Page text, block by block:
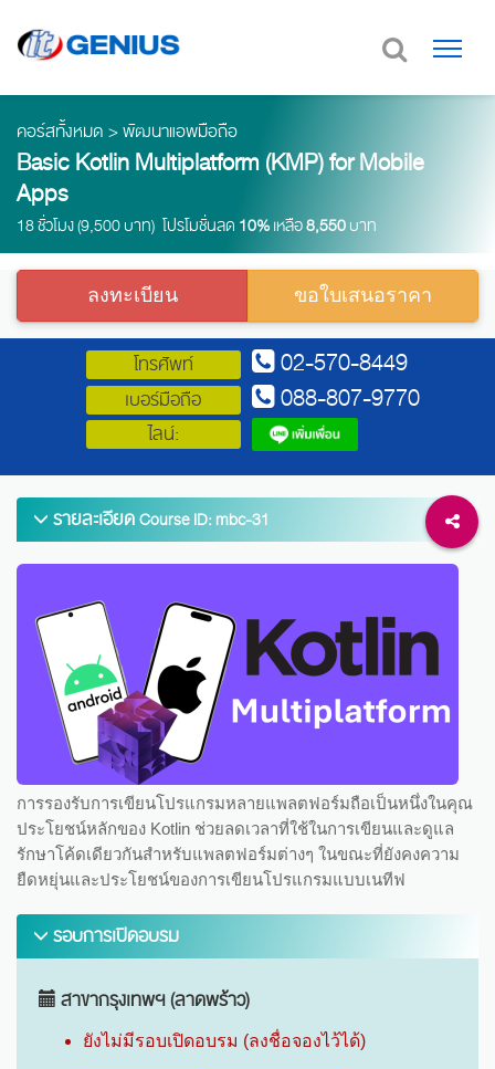
คอร์สทั้งหมด >พัฒนาแอพมือถือ
Basic Kotlin Multiplatform (KMP) for Mobile
Apps
18 ชั่วโมง (9,500 บาท) โปรโมชั่นลด 10%เหลือ8,550บาท
ลงทะเบียน ขอใบเสนอราคา
โทรศัพท์ 02-570-8449
เบอร์มือถือ 088-807-9770
ไลน์:
รายละเอียดCourse ID: mbc-31
การรองรับการเขียนโปรแกรมหลายแพลตฟอร์มถือเป็นหนึ่งในคุณ
ประโยชน์หลักของ Kotlin ช่วยลดเวลาที่ใช้ในการเขียนและดูแล
รักษาโค้ดเดียวกันสำหรับแพลตฟอร์มต่างๆ ในขณะที่ยังคงความ
ยืดหยุ่นและประโยชน์ของการเขียนโปรแกรมแบบเนทีฟ
รอบการเปิดอบรม
สาขากรุงเทพฯ (ลาดพร้าว)
ยังไม่มีรอบเปิดอบรม (ลงชื่อจองไว้ได้)